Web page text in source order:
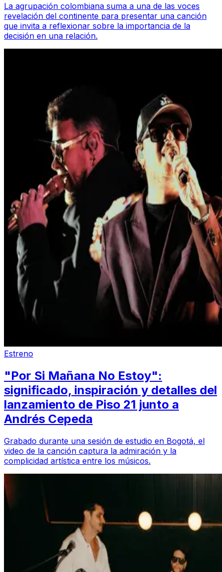
La agrupación colombiana suma a una de las voces
revelación del continente para presentar una canción
que invita a reflexionar sobre la importancia de la
decisión en una relación.
Estreno
"Por Si Mañana No Estoy":
significado, inspiración y detalles del
lanzamiento de Piso 21 junto a
Andrés Cepeda
Grabado durante una sesión de estudio en Bogotá, el
video de la canción captura la admiración y la
complicidad artística entre los músicos.